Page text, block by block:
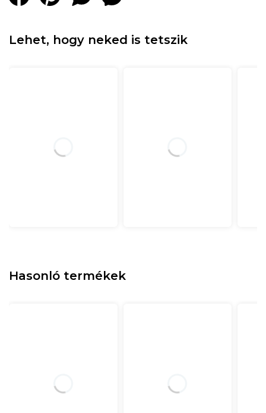
Lehet, hogy neked is tetszik
Hasonló termékek